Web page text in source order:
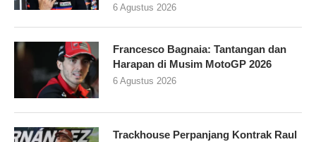
6 Agustus 2026
Francesco Bagnaia: Tantangan dan
Harapan di Musim MotoGP 2026
6 Agustus 2026
Trackhouse Perpanjang Kontrak Raul